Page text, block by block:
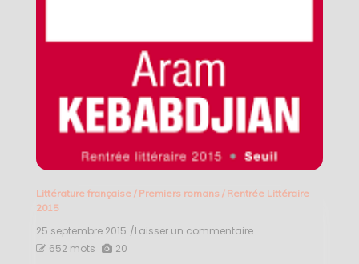
Littérature française/ Premiers romans / Rentrée Littéraire
2015
25 septembre 2015 /Laisser un commentaireon
652 mots 20